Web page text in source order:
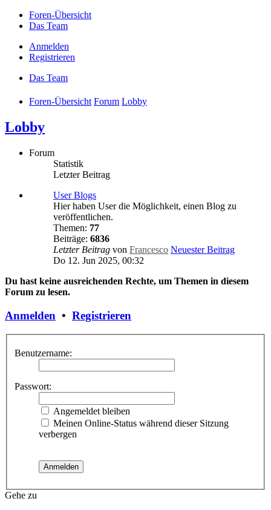
Foren-Übersicht
Das Team
Anmelden
Registrieren
Das Team
Foren-Übersicht Forum Lobby
Lobby
Forum
Statistik
Letzter Beitrag
User Blogs
Hier haben User die Möglichkeit, einen Blog zu
veröffentlichen.
Themen: 77
Beiträge: 6836
Letzter Beitrag von Francesco Neuester Beitrag
Do 12. Jun 2025, 00:32
Du hast keine ausreichenden Rechte, um Themen in diesem
Forum zu lesen.
Anmelden • Registrieren
Benutzername:
Passwort:
Angemeldet bleiben
Meinen Online-Status während dieser Sitzung
verbergen
Gehe zu